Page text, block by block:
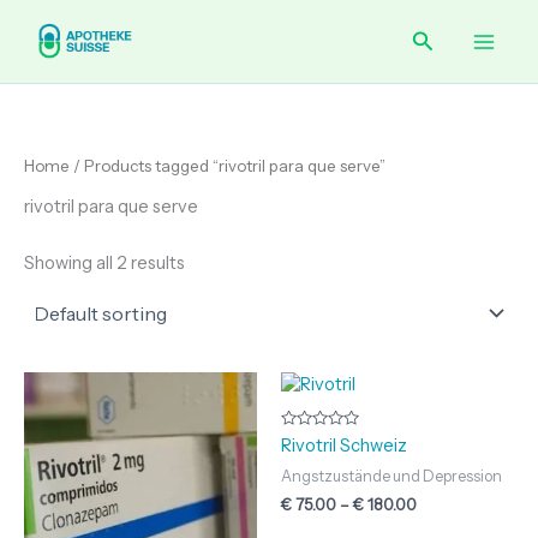
content
Search
Home / Products tagged “rivotril para que serve”
rivotril para que serve
Showing all 2 results
through
€ 244.00
Rated
0
out
of
5
Rivotril Schweiz
Angstzustände und Depression
€75.00 –€180.00